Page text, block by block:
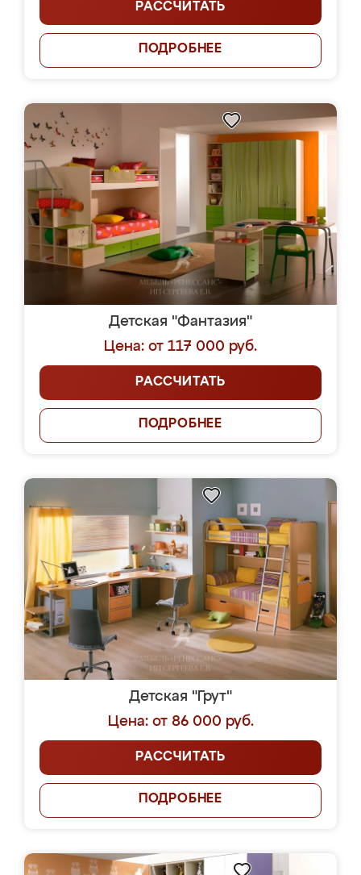
РАССЧИТАТЬ
ПОДРОБНЕЕ
Детская "Фантазия"
Цена: от 117 000 руб.
РАССЧИТАТЬ
ПОДРОБНЕЕ
Детская "Грут"
Цена: от 86 000 руб.
РАССЧИТАТЬ
ПОДРОБНЕЕ